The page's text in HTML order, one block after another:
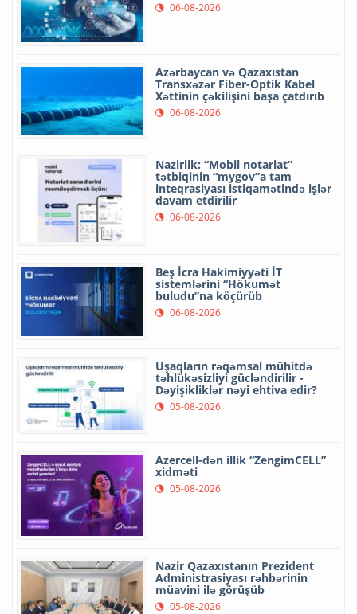
06-08-2026
Azərbaycan və Qazaxıstan
Transxəzər Fiber-Optik Kabel
Xəttinin çəkilişini başa çatdırıb
06-08-2026
Nazirlik: “Mobil notariat”
tətbiqinin “mygov”a tam
inteqrasiyası istiqamətində işlər
davam etdirilir
06-08-2026
Beş İcra Hakimiyyəti İT
sistemlərini “Hökumət
buludu”na köçürüb
06-08-2026
Uşaqların rəqəmsal mühitdə
təhlükəsizliyi gücləndirilir -
Dəyişikliklər nəyi ehtiva edir?
05-08-2026
Azercell-dən illik “ZengimCELL”
xidməti
05-08-2026
Nazir Qazaxıstanın Prezident
Administrasiyası rəhbərinin
müavini ilə görüşüb
05-08-2026